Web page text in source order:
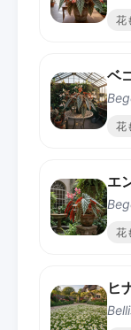
花
ベ
花
エ
花
ヒ